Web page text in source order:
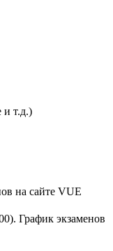
и т.д.)
на сайте VUE
График экзаменов